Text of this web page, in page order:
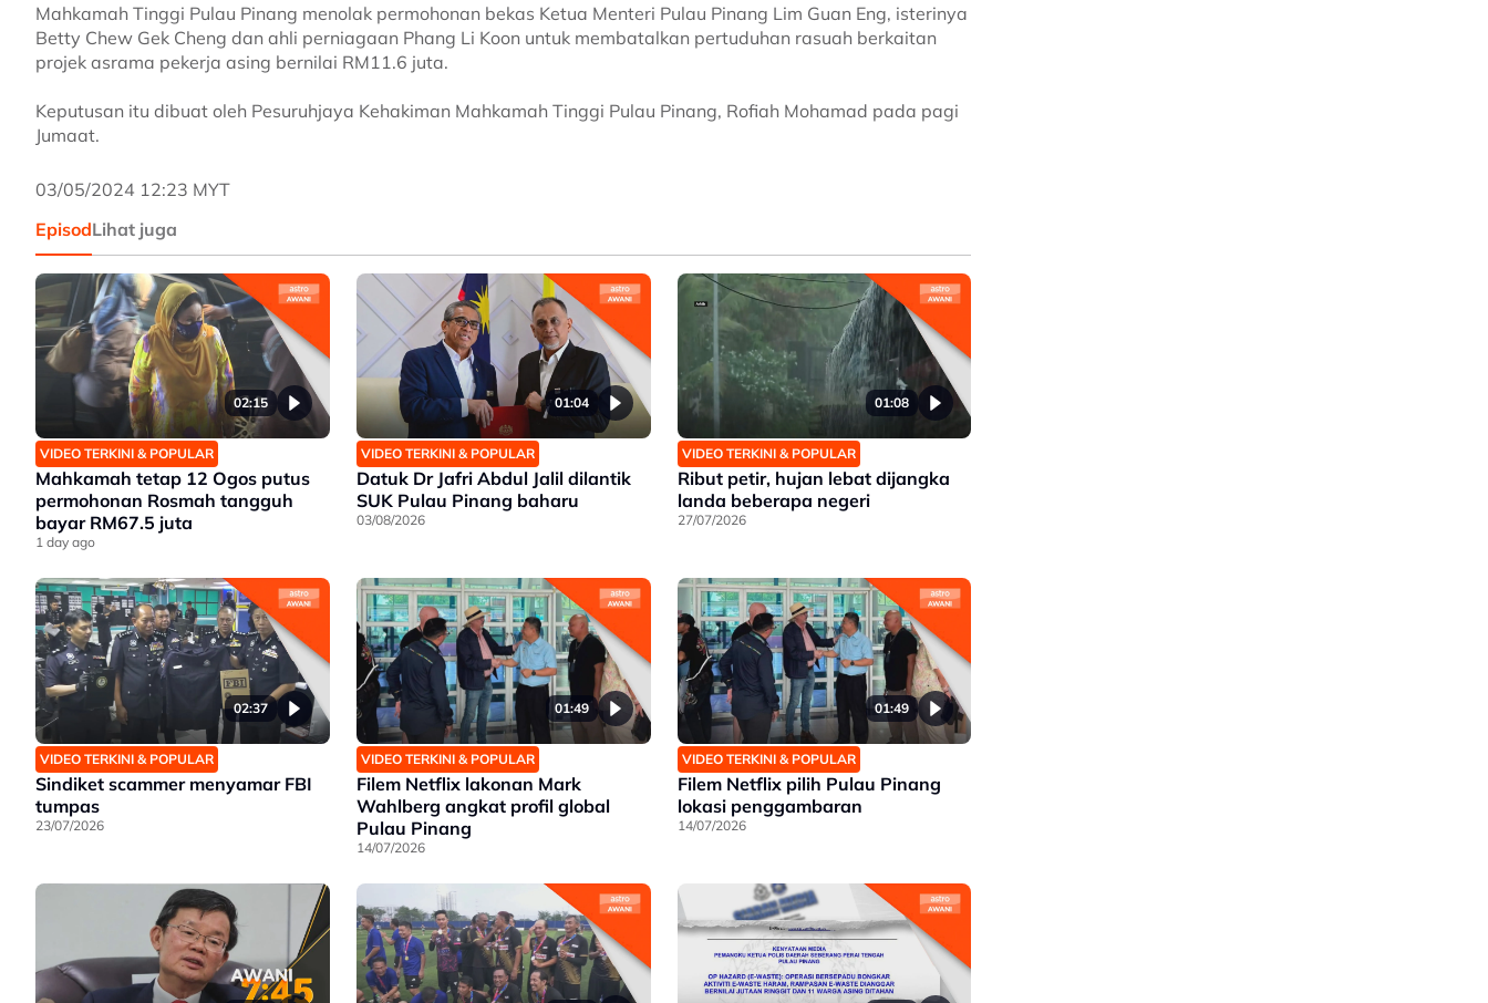
Mahkamah Tinggi Pulau Pinang menolak permohonan bekas Ketua Menteri Pulau Pinang Lim Guan Eng, isterinya
Betty Chew Gek Cheng dan ahli perniagaan Phang Li Koon untuk membatalkan pertuduhan rasuah berkaitan
projek asrama pekerja asing bernilai RM11.6 juta.
Keputusan itu dibuat oleh Pesuruhjaya Kehakiman Mahkamah Tinggi Pulau Pinang, Rofiah Mohamad pada pagi
Jumaat.
03/05/2024 12:23 MYT
EpisodLihat juga
02:15
VIDEO TERKINI & POPULAR
Mahkamah tetap 12 Ogos putus
permohonan Rosmah tangguh
bayar RM67.5 juta
1 day ago
01:04
VIDEO TERKINI & POPULAR
Datuk Dr Jafri Abdul Jalil dilantik
SUK Pulau Pinang baharu
03/08/2026
01:08
VIDEO TERKINI & POPULAR
Ribut petir, hujan lebat dijangka
landa beberapa negeri
27/07/2026
02:37
VIDEO TERKINI & POPULAR
Sindiket scammer menyamar FBI
tumpas
23/07/2026
01:49
VIDEO TERKINI & POPULAR
Filem Netflix lakonan Mark
Wahlberg angkat profil global
Pulau Pinang
14/07/2026
01:49
VIDEO TERKINI & POPULAR
Filem Netflix pilih Pulau Pinang
lokasi penggambaran
14/07/2026